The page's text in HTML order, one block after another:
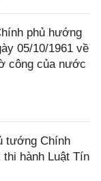
phủ hướng
05/10/1961 về
công của nước
tướng Chính
thi hành Luật Tín